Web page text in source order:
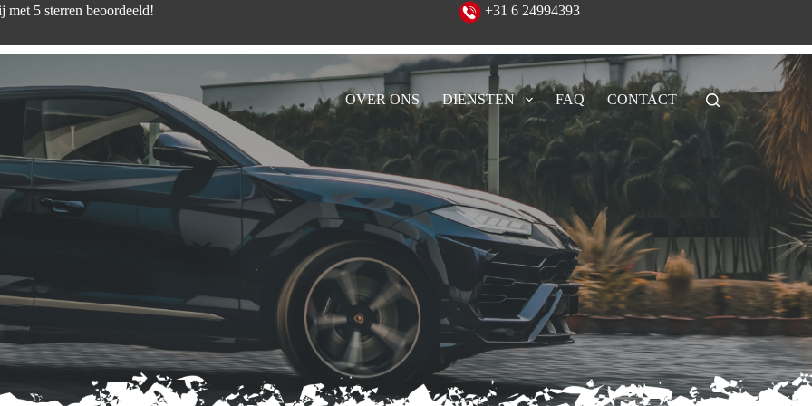
zijn wij met 5 sterren beoordeeld! +31 6 24994393
OVER ONS DIENSTEN FAQ CONTACT